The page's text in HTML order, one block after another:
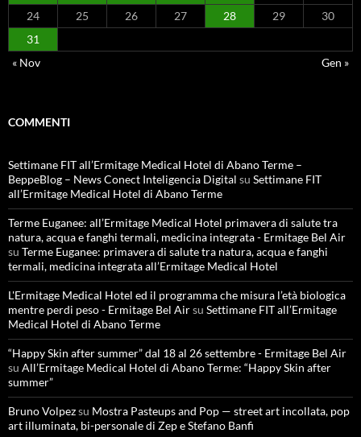
24
25 26 27 28 29
30
31
« Nov
Gen »
COMMENTI
Settimane FIT all’Ermitage Medical Hotel di Abano Terme –
BeppeBlog – News Conect Inteligencia Digital su Settimane FIT
all’Ermitage Medical Hotel di Abano Terme
Terme Euganee: all’Ermitage Medical Hotel primavera di salute tra
natura, acqua e fanghi termali, medicina integrata - Ermitage Bel Air
su Terme Euganee: primavera di salute tra natura, acqua e fanghi
termali, medicina integrata all’Ermitage Medical Hotel
L'Ermitage Medical Hotel ed il programma che misura l’età biologica
mentre perdi peso - Ermitage Bel Airsu Settimane FIT all’Ermitage
Medical Hotel di Abano Terme
“Happy Skin after summer” dal 18 al 26 settembre - Ermitage Bel Air
su All’Ermitage Medical Hotel di Abano Terme: “Happy Skin after
summer”
Bruno Volpezsu Mostra Pasteups and Pop — street art incollata, pop
art illuminata, bi-personale di Zep e Stefano Banfi